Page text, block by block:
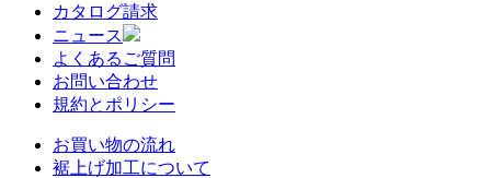
カタログ請求
ニュース
よくあるご質問
お問い合わせ
規約とポリシー
お買い物の流れ
裾上げ加工について